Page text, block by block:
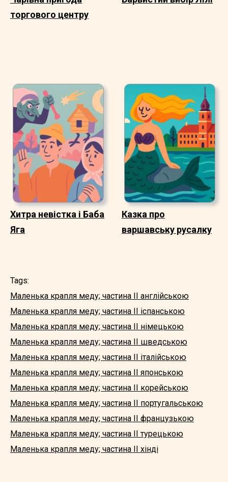
торгового центру
Хитра невістка і Баба
Яга
Казка про
варшавську русалку
Tags:
Маленька крапля меду; частина II англійською
Маленька крапля меду; частина II іспанською
Маленька крапля меду; частина II німецькою
Маленька крапля меду; частина II шведською
Маленька крапля меду; частина II італійською
Маленька крапля меду; частина II японською
Маленька крапля меду; частина II корейською
Маленька крапля меду; частина II португальською
Маленька крапля меду; частина II французькою
Маленька крапля меду; частина II турецькою
Маленька крапля меду; частина II хінді